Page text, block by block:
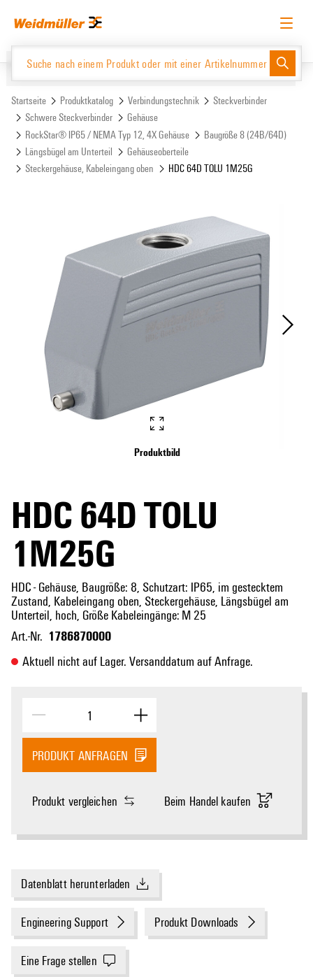
Inhalt
Navigationsmenü
Deutsch Login anfordern Anmelden
Website Support Center easyConnect
Produktkatalog
Startseite Produktkatalog Verbindungstechnik
Steckverbinder
Schwere Steckverbinder
Gehäuse
RockStar® IP65 / NEMA Typ 12, 4X Gehäuse
Baugröße 8 (24B/64D)
Längsbügel am Unterteil
Gehäuseoberteile
Steckergehäuse, Kabeleingang oben
HDC 64D TOLU 1M25G
Produktbild
HDC 64D TOLU
1M25G
HDC - Gehäuse, Baugröße: 8, Schutzart: IP65, im gestecktem
Zustand, Kabeleingang oben, Steckergehäuse, Längsbügel am
Unterteil, hoch, Größe Kabeleingänge: M 25
Art.-Nr. 1786870000
Aktuell nicht auf Lager. Versanddatum auf Anfrage.
PRODUKT ANFRAGEN
Produkt vergleichen Beim Handel kaufen
Datenblatt herunterladen
Engineering Support Produkt Downloads
Eine Frage stellen